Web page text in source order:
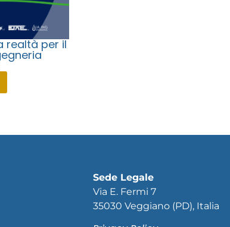
realtà per il
Sede Legale
Via E. Fermi 7
35030 Veggiano (PD), Italia